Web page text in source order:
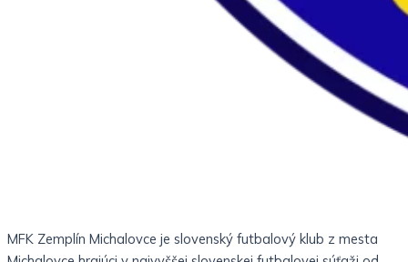
MFK Zemplín Michalovce je slovenský futbalový klub z mesta